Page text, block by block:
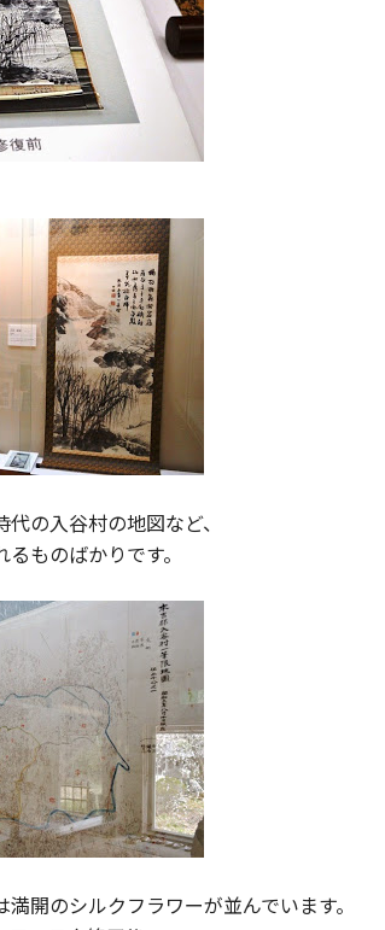
の入谷村の地図など、
ものばかりです。
開のシルクフラワーが並んでいます。